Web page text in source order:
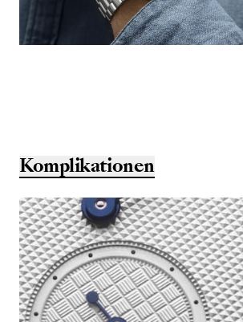
Komplikationen